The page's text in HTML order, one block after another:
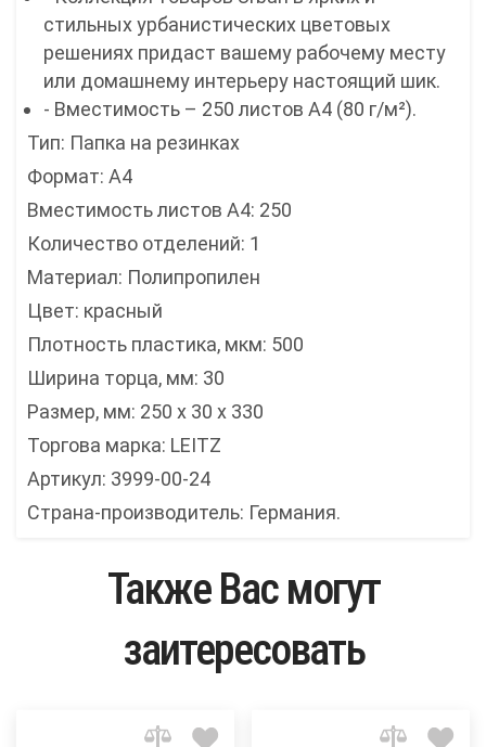
стильных урбанистических цветовых
решениях придаст вашему рабочему месту
или домашнему интерьеру настоящий шик.
- Вместимость – 250 листов A4 (80 г/м²).
Тип: Папка на резинках
Формат: А4
Вместимость листов А4: 250
Количество отделений: 1
Материал: Полипропилен
Цвет: красный
Плотность пластика, мкм: 500
Ширина торца, мм: 30
Размер, мм: 250 x 30 x 330
Торгова марка: LEITZ
Артикул: 3999-00-24
Страна-производитель: Германия.
Также Вас могут
заитересовать